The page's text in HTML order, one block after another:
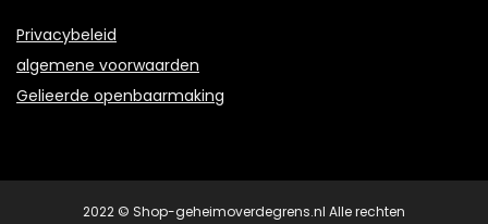
Privacybeleid
algemene voorwaarden
Gelieerde openbaarmaking
2022 © Shop-geheimoverdegrens.nl Alle rechten